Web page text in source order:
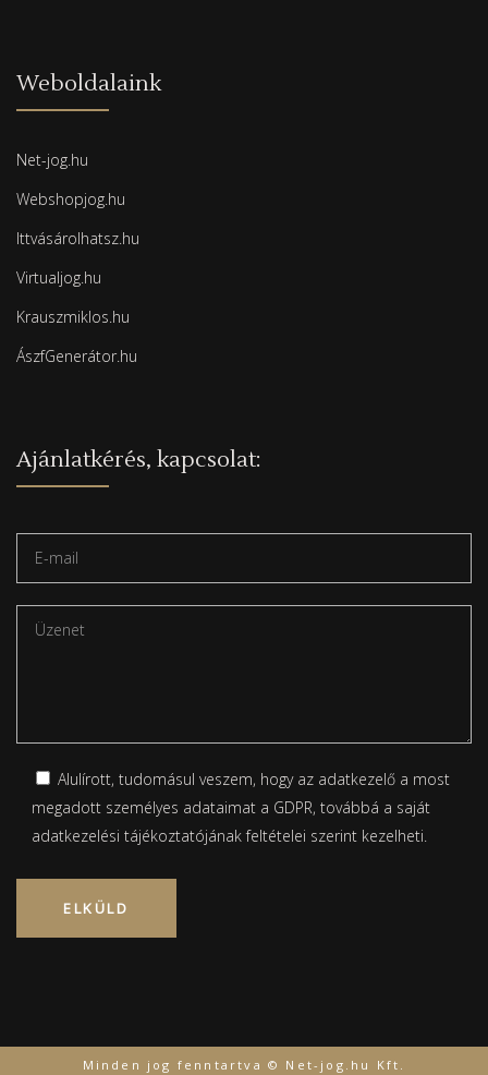
Weboldalaink
Net-jog.hu
Webshopjog.hu
Ittvásárolhatsz.hu
Virtualjog.hu
Krauszmiklos.hu
ÁszfGenerátor.hu
Ajánlatkérés, kapcsolat:
Alulírott, tudomásul veszem, hogy az adatkezelő a most
megadott személyes adataimat a GDPR, továbbá a saját
adatkezelési tájékoztatójánakfeltételei szerint kezelheti.
Please leave this field empty.
Minden jog fenntartva © Net-jog.hu Kft.